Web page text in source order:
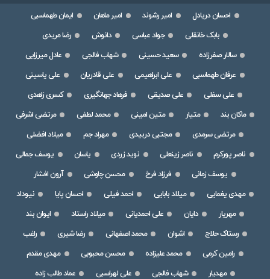
احسان دریادل امیر رشوند امیر ماهان
ایمان طهماسبی
بابک خانقلی
جواد عباسی دانوش
رضا مریدی
سالار صفرزاده
سعید حسینی شهاب فالجی
عادل میرزایی
عرفان طهماسبی
علی ابراهیمی علی قادریان
علی یاسینی
علی سفلی
علی صدیقی فرهاد جهانگیری
کسری زاهدی
ماکان بند
متیار متین امینی محمد لطفی
مرتضی اشرفی
مرتضی سرمدی
مجتبی دربیدی مهراد جم
میلاد افضلی
ناصر پورکرم
ناصر زینعلی نوید زردی یاسان
یوسف جمالی
یوسف زمانی
فرزاد فرخ محسن چاوشی
آرون افشار
مهدی یغمایی
میلاد بابایی احمد فیلی احسان پایا
نیوداد
مهریار
دایان علی احمدیانی میلاد راستاد
ایوان بند
رستاک حلاج
اشوان محمد اصفهانی رضا شیری
راغب
رامین کرمی
محمد علیزاده محسن محبوبی
مهدی مقدم
مهدیار
شهاب فالجی علی لهراسبی عماد طالب زاده